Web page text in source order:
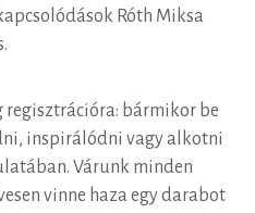
Róth Miksa
regisztrációra: bármikor be
inspirálódni vagy alkotni
Várunk minden
vinne haza egy darabot